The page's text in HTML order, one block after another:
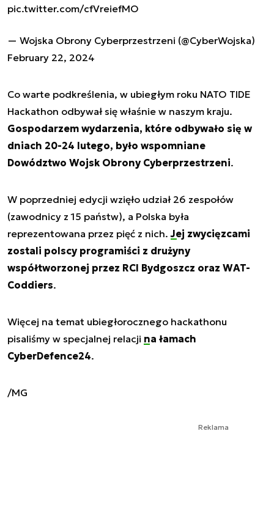
pic.twitter.com/cfVreiefMO
— Wojska Obrony Cyberprzestrzeni (@CyberWojska)
February 22, 2024
Co warte podkreślenia, w ubiegłym roku NATO TIDE
Hackathon odbywał się właśnie w naszym kraju.
Gospodarzem wydarzenia, które odbywało się w
dniach 20-24 lutego, było wspomniane
Dowództwo Wojsk Obrony Cyberprzestrzeni.
W poprzedniej edycji wzięło udział 26 zespołów
(zawodnicy z 15 państw), a Polska była
reprezentowana przez pięć z nich.Jej zwycięzcami
zostali polscy programiści z drużyny
współtworzonej przez RCI Bydgoszcz oraz WAT-
Coddiers.
Więcej na temat ubiegłorocznego hackathonu
pisaliśmy w specjalnej relacji na łamach
CyberDefence24.
/MG
Reklama